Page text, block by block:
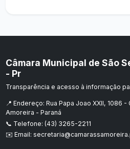
Câmara Municipal de São
- Pr
Transparência e acesso à informação
📍 Endereço: Rua Papa Joao XXII, 1086
Amoreira - Paraná
📞 Telefone: (43) 3265-2211
✉️ Email: